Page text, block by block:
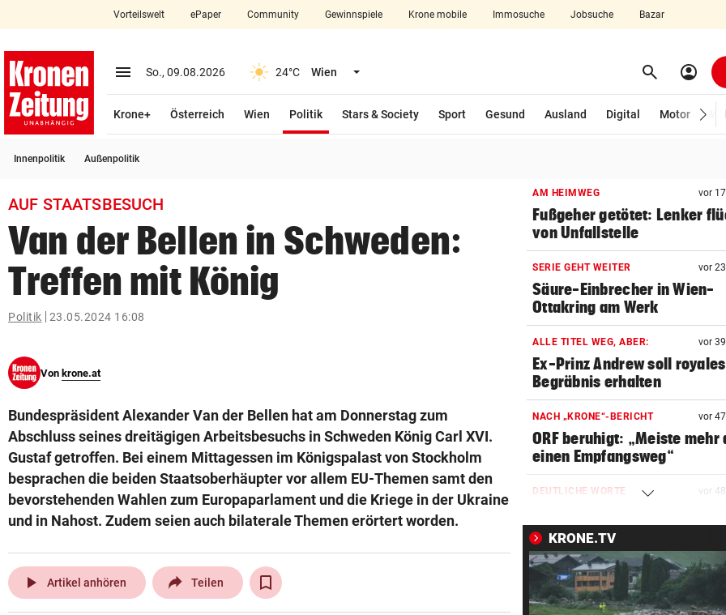
closeSchließen
account_circle Anmelden
arrow_right
bookmark
search
Suchbegriff
eingeben
© Krone Multimedia GmbH & Co KG 2026
Vorteilswelt ePaper Community Gewinnspiele Krone mobile Immosuche Jobsuche Bazar
menu Menü aufklappen
So., 09.08.2026 24°C Wien Menü aufklappen search Suchen
account_circle
Krone+ Österreich Wien Politik
Stars & Society
Sport Gesund Ausland Digital Motor
Innenpolitik Außenpolitik
AUF STAATSBESUCH
Van der Bellen in Schweden:
Treffen mit König
Politik 23.05.2024 16:08
Von krone.at
Bundespräsident Alexander Van der Bellen hat am Donnerstag zum
Abschluss seines dreitägigen Arbeitsbesuchs in Schweden König Carl XVI.
Gustaf getroffen. Bei einem Mittagessen im Königspalast von Stockholm
besprachen die beiden Staatsoberhäupter vor allem EU-Themen samt den
bevorstehenden Wahlen zum Europaparlament und die Kriege in der Ukraine
und in Nahost. Zudem seien auch bilaterale Themen erörtert worden.
play_arrow Artikel anhören Teilen
AM HEIMWEG vor
Fußgeher getötet: Lenker
von Unfallstelle
SERIE GEHT WEITER vor
Säure-Einbrecher in Wien-
Ottakring am Werk
ALLE TITEL WEG, ABER: vor
Ex-Prinz Andrew soll royales
Begräbnis erhalten
NACH „KRONE“-BERICHT vor
ORF beruhigt: „Meiste mehr
einen Empfangsweg“
DEUTLICHE WORTE vor
mit Ex-Klub ab
WAREN ES JÄGER? vor 58
Frau entdeckte
ihrem Auto
KRONE.TV